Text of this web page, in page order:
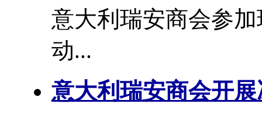
意大利瑞安商会参
动...
意大利瑞安商会开